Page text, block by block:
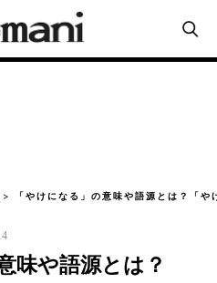
「やけになる」の意味や語源とは？「
味や語源とは？